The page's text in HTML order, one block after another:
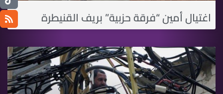
اغتيال أمين “فرقة حزبية” بريف القنيطرة